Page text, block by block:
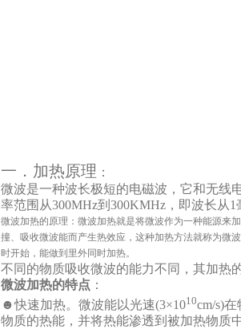
一．加热原理 ：
微波是一种波长极短的电磁波，它和无线
率范围从300MHz到 300KMHz，即波长从1
微波加热的原理：微波加热就是将微波作为一种能源来
撞、吸收微波能而产生热效应，这种加热方法就称为微
时开始，能做到里外同时加热。
不同的物质吸收微波的能力不同，其加热
微波加热的特点 ：
☻快速加热。微波能以光速(3×1010cm/s)在
物质的热能，并将热能渗透到被加热物质